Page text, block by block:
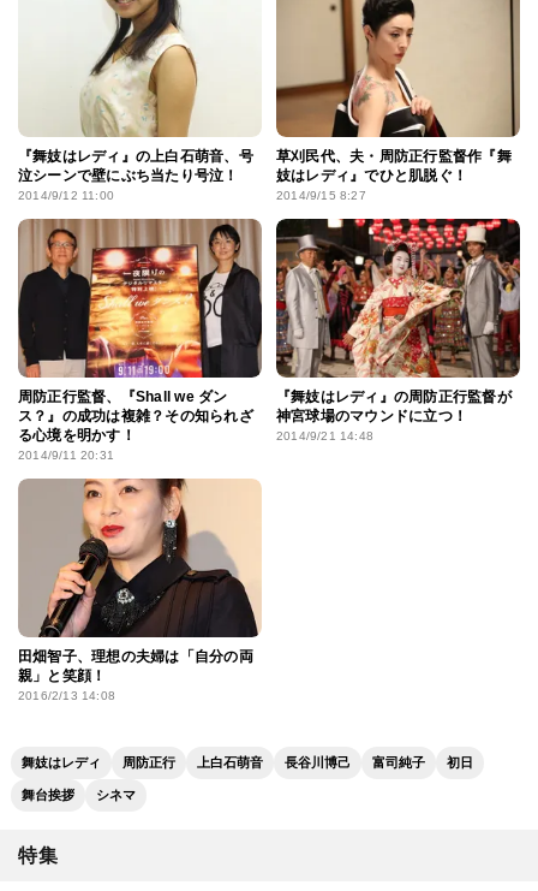
『舞妓はレディ』の上白石萌音、号
泣シーンで壁にぶち当たり号泣！
2014/9/12 11:00
草刈民代、夫・周防正行監督作『舞
妓はレディ』でひと肌脱ぐ！
2014/9/15 8:27
周防正行監督、『Shall we ダン
ス？』の成功は複雑？その知られざ
る心境を明かす！
2014/9/11 20:31
『舞妓はレディ』の周防正行監督が
神宮球場のマウンドに立つ！
2014/9/21 14:48
田畑智子、理想の夫婦は「自分の両
親」と笑顔！
2016/2/13 14:08
舞妓はレディ 周防正行 上白石萌音 長谷川博己 富司純子 初日
舞台挨拶 シネマ
特集